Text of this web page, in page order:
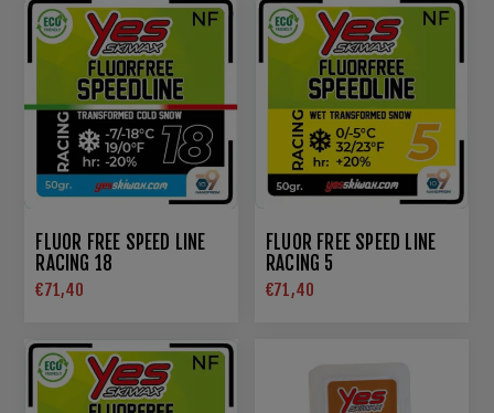
FLUOR FREE SPEED LINE
RACING 18
€71,40
FLUOR FREE SPEED LINE
RACING 5
€71,40